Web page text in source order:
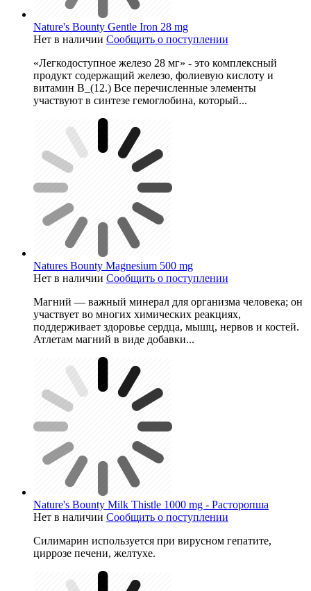
Nature's Bounty Gentle Iron 28 mg
Нет в наличии Сообщить о поступлении
«Легкодоступное железо 28 мг» - это комплексный
продукт содержащий железо, фолиевую кислоту и
витамин В_(12.) Все перечисленные элементы
участвуют в синтезе гемоглобина, который...
Natures Bounty Magnesium 500 mg
Нет в наличии Сообщить о поступлении
Магний — важный минерал для организма человека; он
участвует во многих химических реакциях,
поддерживает здоровье сердца, мышц, нервов и костей.
Атлетам магний в виде добавки...
Nature's Bounty Milk Thistle 1000 mg - Расторопша
Нет в наличии Сообщить о поступлении
Силимарин используется при вирусном гепатите,
циррозе печени, желтухе.